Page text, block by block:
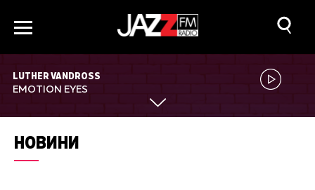
LUTHER VANDROSS
EMOTION EYES
НОВИНИ